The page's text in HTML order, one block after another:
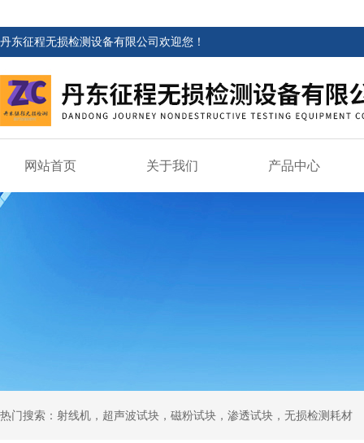
丹东征程无损检测设备有限公司欢迎您！
网站首页 关于我们 产品中心
热门搜索：射线机，超声波试块，磁粉试块，渗透试块，无损检测耗材